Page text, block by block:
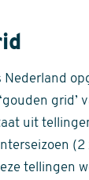
Nederland
grid’
uit
tellingen